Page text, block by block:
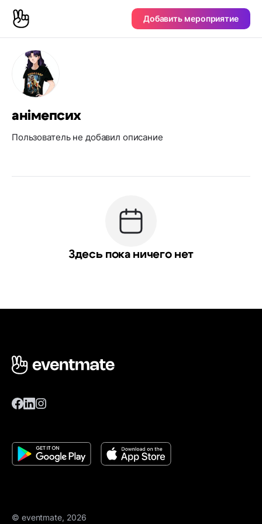
Добавить мероприятие
анімепсих
Пользователь не добавил описание
Здесь пока ничего нет
© eventmate, 2026